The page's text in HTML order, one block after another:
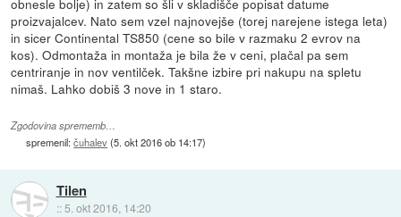
proizvajalcev. Nato sem vzel najnovejše (torej narejene istega leta)
in sicer Continental TS850 (cene so bile v razmaku 2 evrov na
kos). Odmontaža in montaža je bila že v ceni, plačal pa sem
centriranje in nov ventilček. Takšne izbire pri nakupu na spletu
nimaš. Lahko dobiš 3 nove in 1 staro.
Zgodovina sprememb…
spremenil:čuhalev(5. okt 2016 ob 14:17)
Tilen
:: 5. okt 2016, 14:20